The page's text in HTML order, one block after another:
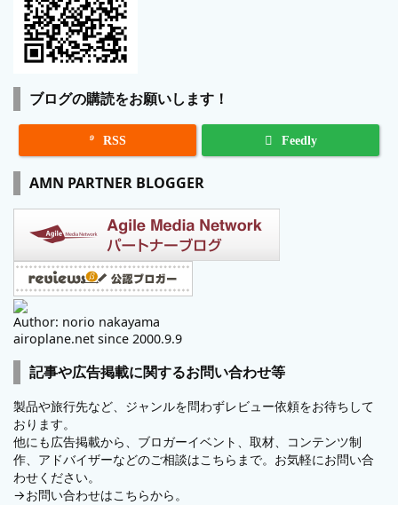
ブログの購読をお願いします！
 RSS Feedly
AMN PARTNER BLOGGER
Author: norio nakayama
airoplane.net since 2000.9.9
記事や広告掲載に関するお問い合わせ等
製品や旅行先など、ジャンルを問わずレビュー依頼をお待ちして
おります。
他にも広告掲載から、ブロガーイベント、取材、コンテンツ制
作、アドバイザーなどのご相談はこちらまで。お気軽にお問い合
わせください。
→お問い合わせはこちらから。